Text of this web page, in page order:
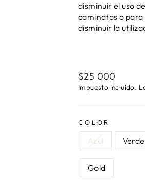
disminuir el uso
caminatas o para
disminuir la
Precio
habitual
$25 000
Impuesto incluido.
COLOR
Azul Verde
Gold